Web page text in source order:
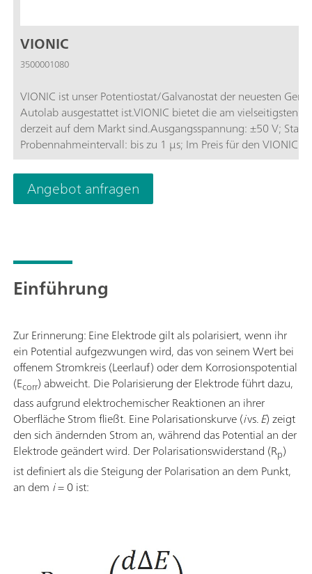
VIONIC
3500001080
VIONIC ist unser Potentiostat/Galvanostat der neuesten
Autolab ausgestattet ist.VIONIC bietet die am vielseitigsten
derzeit auf dem Markt sind.Ausgangsspannung: ±50 V;
Probennahmeintervall: bis zu 1 μs; Im Preis für den VIONIC
anderen Geräten normalerweise mit zusätzlichen Kosten
Impedanzspektroskopie (EIS); 4 Floating Modi (bei
(S2); Analoger Scan;
Angebot anfragen
Einführung
Zur Erinnerung: Eine Elektrode gilt als polarisiert, wenn ihr
ein Potential aufgezwungen wird, das von seinem Wert bei
offenem Stromkreis (Leerlauf) oder dem Korrosionspotential
(Ecorr) abweicht. Die Polarisierung der Elektrode führt dazu,
dass aufgrund elektrochemischer Reaktionen an ihrer
Oberfläche Strom fließt. Eine Polarisationskurve (ivs.E) zeigt
den sich ändernden Strom an, während das Potential an der
Elektrode geändert wird. Der Polarisationswiderstand (Rp)
ist definiert als die Steigung der Polarisation an dem Punkt,
an dem i= 0 ist: